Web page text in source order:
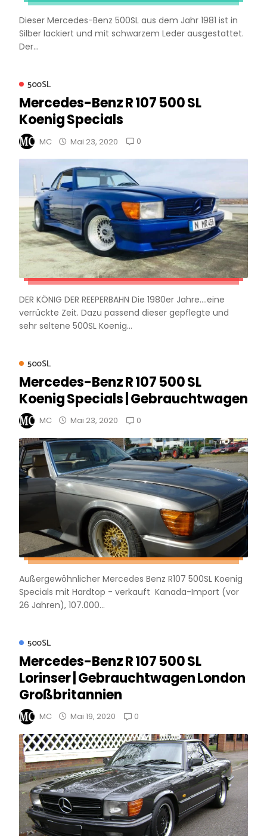
Dieser Mercedes-Benz 500SL aus dem Jahr 1981 ist in
Silber lackiert und mit schwarzem Leder ausgestattet.
Der...
500SL
Mercedes-Benz R 107 500 SL
Koenig Specials
MC Mai 23, 2020 0
DER KÖNIG DER REEPERBAHN Die 1980er Jahre....eine
verrückte Zeit. Dazu passend dieser gepflegte und
sehr seltene 500SL Koenig...
500SL
Mercedes-Benz R 107 500 SL
Koenig Specials | Gebrauchtwagen
MC Mai 23, 2020 0
Außergewöhnlicher Mercedes Benz R107 500SL Koenig
Specials mit Hardtop - verkauft Kanada-Import (vor
26 Jahren), 107.000...
500SL
Mercedes-Benz R 107 500 SL
Lorinser | Gebrauchtwagen London
Großbritannien
MC Mai 19, 2020 0